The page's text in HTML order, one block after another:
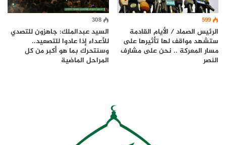
599
الرئيس الصماد / الأيام القادمة
ستشهد مواقف لها تأثيرها على
مسار المعركة .. نحن على مشارف
النصر
308
السيد عبدالملك: جاهزون للتصدي
للأعداء إذا عادوا للتصعيد..
وسنتحرك بما هو أكبر من كل
المراحل الماضية